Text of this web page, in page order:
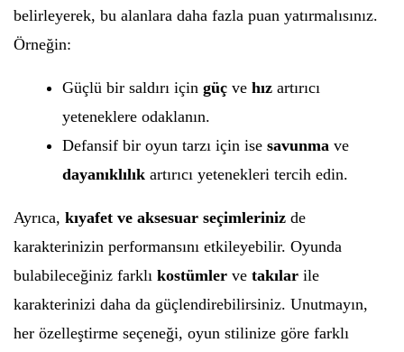
belirleyerek, bu alanlara daha fazla puan yatırmalısınız.
Örneğin:
Güçlü bir saldırı için güç ve hız artırıcı
yeteneklere odaklanın.
Defansif bir oyun tarzı için ise savunma ve
dayanıklılık artırıcı yetenekleri tercih edin.
Ayrıca, kıyafet ve aksesuar seçimleriniz de
karakterinizin performansını etkileyebilir. Oyunda
bulabileceğiniz farklı kostümler ve takılar ile
karakterinizi daha da güçlendirebilirsiniz. Unutmayın,
her özelleştirme seçeneği, oyun stilinize göre farklı